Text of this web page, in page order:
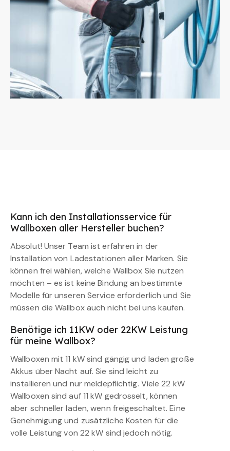
Kann ich den Installationsservice für
Wallboxen aller Hersteller buchen?
Absolut! Unser Team ist erfahren in der
Installation von Ladestationen aller Marken. Sie
können frei wählen, welche Wallbox Sie nutzen
möchten – es ist keine Bindung an bestimmte
Modelle für unseren Service erforderlich und Sie
müssen die Wallbox auch nicht bei uns kaufen.
Benötige ich 11KW oder 22KW Leistung
für meine Wallbox?
Wallboxen mit 11 kW sind gängig und laden große
Akkus über Nacht auf. Sie sind leicht zu
installieren und nur meldepflichtig. Viele 22 kW
Wallboxen sind auf 11 kW gedrosselt, können
aber schneller laden, wenn freigeschaltet. Eine
Genehmigung und zusätzliche Kosten für die
volle Leistung von 22 kW sind jedoch nötig.